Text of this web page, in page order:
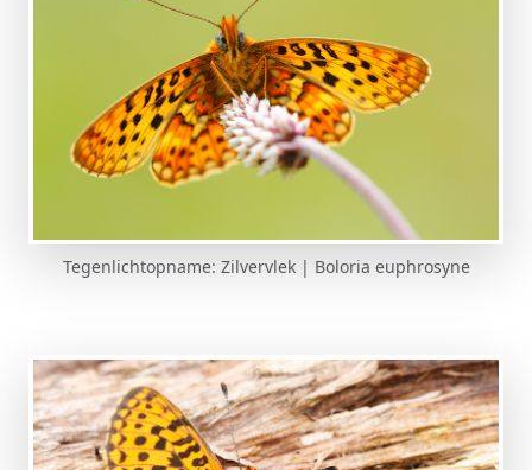
Tegenlichtopname: Zilvervlek | Boloria euphrosyne